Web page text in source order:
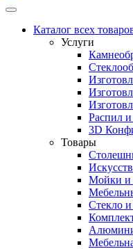
Каталог всех
Услуги
Распил
3D
Товары
Мойки и
Стекло и